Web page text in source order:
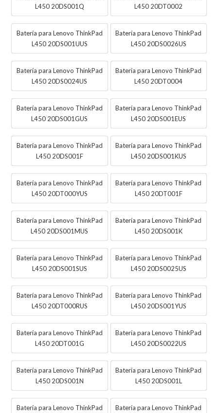
L450 20DS001Q
L450 20DT0002
Batería para Lenovo ThinkPad
L450 20DS001UUS
Batería para Lenovo ThinkPad
L450 20DS0026US
Batería para Lenovo ThinkPad
L450 20DS0024US
Batería para Lenovo ThinkPad
L450 20DT0004
Batería para Lenovo ThinkPad
L450 20DS001GUS
Batería para Lenovo ThinkPad
L450 20DS001EUS
Batería para Lenovo ThinkPad
L450 20DS001F
Batería para Lenovo ThinkPad
L450 20DS001KUS
Batería para Lenovo ThinkPad
L450 20DT000YUS
Batería para Lenovo ThinkPad
L450 20DT001F
Batería para Lenovo ThinkPad
L450 20DS001MUS
Batería para Lenovo ThinkPad
L450 20DS001K
Batería para Lenovo ThinkPad
L450 20DS001SUS
Batería para Lenovo ThinkPad
L450 20DS0025US
Batería para Lenovo ThinkPad
L450 20DT000RUS
Batería para Lenovo ThinkPad
L450 20DS001YUS
Batería para Lenovo ThinkPad
L450 20DT001G
Batería para Lenovo ThinkPad
L450 20DS0022US
Batería para Lenovo ThinkPad
L450 20DS001N
Batería para Lenovo ThinkPad
L450 20DS001L
Batería para Lenovo ThinkPad
Batería para Lenovo ThinkPad